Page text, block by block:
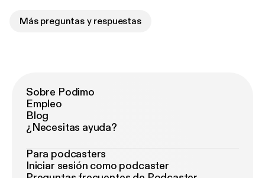
Más preguntas y respuestas
Sobre Podimo
Empleo
Blog
¿Necesitas ayuda?
Para podcasters
Iniciar sesión como podcaster